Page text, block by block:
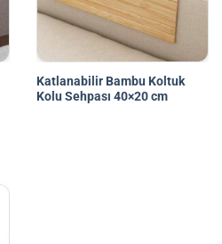
Katlanabilir Bambu Koltuk
Kolu Sehpası 40×20 cm